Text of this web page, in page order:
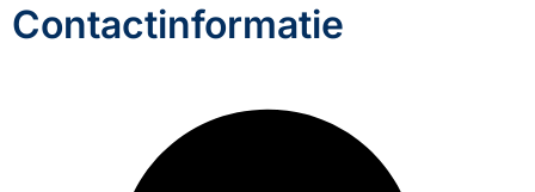
Contactinformatie